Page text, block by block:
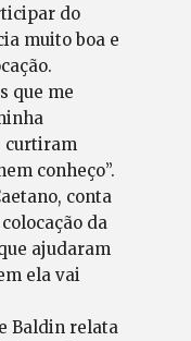
do
muito boa e
que me
curtiram
conheço”.
conta
da
ajudaram
ela vai
Baldin relata